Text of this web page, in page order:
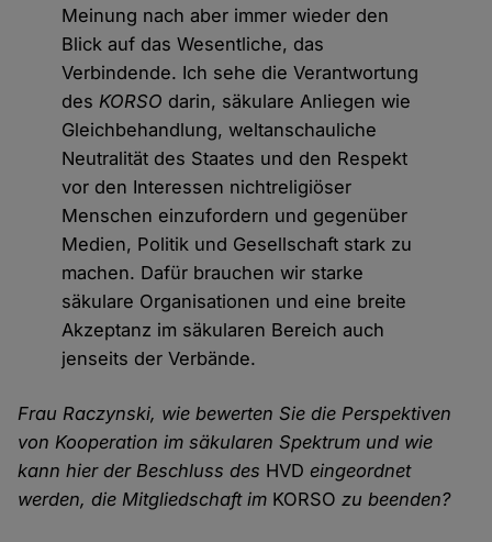
Meinung nach aber immer wieder den
Blick auf das Wesentliche, das
Verbindende. Ich sehe die Verantwortung
desKORSO darin, säkulare Anliegen wie
Gleichbehandlung, weltanschauliche
Neutralität des Staates und den Respekt
vor den Interessen nichtreligiöser
Menschen einzufordern und gegenüber
Medien, Politik und Gesellschaft stark zu
machen. Dafür brauchen wir starke
säkulare Organisationen und eine breite
Akzeptanz im säkularen Bereich auch
jenseits der Verbände.
Frau Raczynski, wie bewerten Sie die Perspektiven
von Kooperation im säkularen Spektrum und wie
kann hier der Beschluss des HVD eingeordnet
werden, die Mitgliedschaft im KORSOzu beenden?